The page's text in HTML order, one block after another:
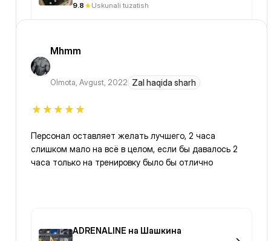
9.8 Uskunali tuzatish
Mhmm
Olmota, Avgust, 2022 Zal haqida sharh
Персонал оставляет желать лучшего, 2 часа
слишком мало на всё в целом, если бы давалось 2
часа только на тренировку было бы отлично
ADRENALINE на Шашкина